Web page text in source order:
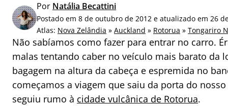
i
s
r
p
o
r
:
Por Natália Becattini
Postado em 8 de outubro de 2012 e atualizado em 26
Atlas: Nova Zelândia » Auckland » Rotorua » Tongariro
Não sabíamos como fazer para entrar no carro.
malas tentando caber no veículo mais barato da
bagagem na altura da cabeça e espremida no
começamos a viagem que saiu da porta do
seguiu rumo à cidade vulcânica de Rotorua.